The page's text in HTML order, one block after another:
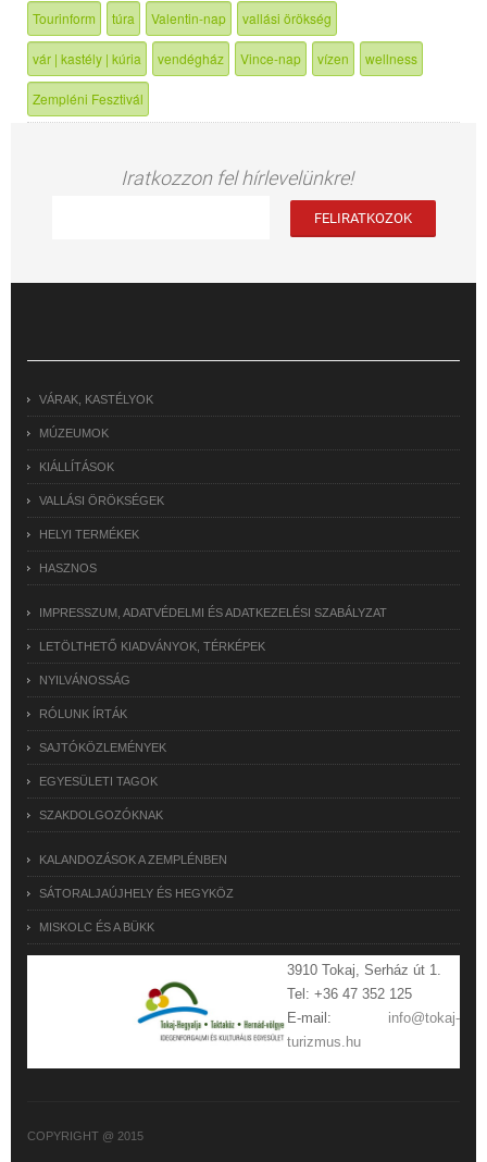
Tourinform túra Valentin-nap vallási örökség
vár | kastély | kúria vendégház Vince-nap vízen wellness
Zempléni Fesztivál
Iratkozzon fel hírlevelünkre!
VÁRAK, KASTÉLYOK
MÚZEUMOK
KIÁLLÍTÁSOK
VALLÁSI ÖRÖKSÉGEK
HELYI TERMÉKEK
HASZNOS
IMPRESSZUM, ADATVÉDELMI ÉS ADATKEZELÉSI SZABÁLYZAT
LETÖLTHETŐ KIADVÁNYOK, TÉRKÉPEK
NYILVÁNOSSÁG
RÓLUNK ÍRTÁK
SAJTÓKÖZLEMÉNYEK
EGYESÜLETI TAGOK
SZAKDOLGOZÓKNAK
KALANDOZÁSOK A ZEMPLÉNBEN
SÁTORALJAÚJHELY ÉS HEGYKÖZ
MISKOLC ÉS A BÜKK
3910 Tokaj, Serház út 1.
Tel: +36 47 352 125
E-mail: info@tokaj-
turizmus.hu
COPYRIGHT @ 2015